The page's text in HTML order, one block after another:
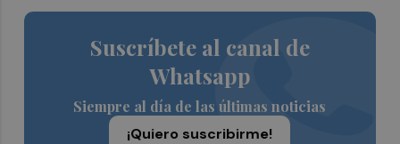
Suscríbete al canal de
Whatsapp
Siempre al día de las últimas noticias
¡Quiero suscribirme!